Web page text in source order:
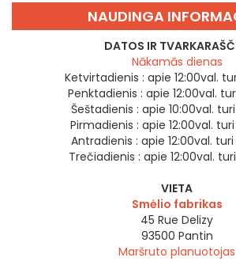
NAUDINGA
DATOS IR
Nākamās dienas
Ketvirtadienis : apie 12:00val.
Penktadienis : apie 12:00val.
Šeštadienis : apie 10:00val. turi
Pirmadienis : apie 12:00val.
Antradienis : apie 12:00val.
Trečiadienis : apie 12:00val.
VIETA
Smėlio fabrikas
45 Rue Delizy
93500 Pantin
Maršruto planuotojas